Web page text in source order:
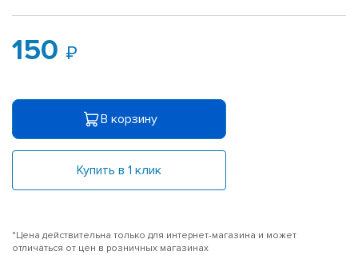
150
В корзину
Купить в 1 клик
*Цена действительна только для интернет-магазина и может
отличаться от цен в розничных магазинах